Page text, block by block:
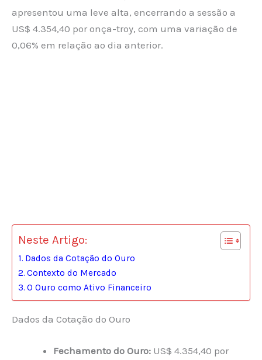
apresentou uma leve alta, encerrando a sessão a
US$ 4.354,40 por onça-troy, com uma variação de
0,06% em relação ao dia anterior.
Neste Artigo:
Dados da Cotação do Ouro
Contexto do Mercado
O Ouro como Ativo Financeiro
Dados da Cotação do Ouro
Fechamento do Ouro: US$ 4.354,40 por